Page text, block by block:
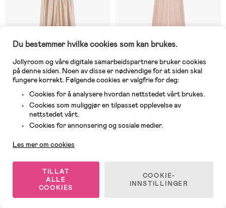
Midlertidig utsolgt
Jollein Sengehimmel Vintage
245 cm, Nougat
649 kr
Midlertidig utsolgt
Wild Rose
Du bestemmer hvilke cookies som kan brukes.
Jollyroom og våre digitale samarbeidspartnere bruker cookies
på denne siden. Noen av disse er nødvendige for at siden skal
fungere korrekt. Følgende cookies er valgfrie for deg:
Cookies for å analysere hvordan nettstedet vårt brukes.
Cookies som muliggjør en tilpasset opplevelse av
nettstedet vårt.
Cookies for annonsering og sosiale medier.
Les mer om cookies
TILLAT
ALLE
COOKIES
COOKIE-
INNSTILLINGER